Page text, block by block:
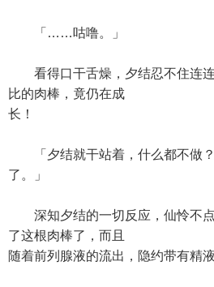
「……咕噜。」
看得口干舌燥，夕结忍不住连连
比的肉棒，竟仍在成
长！
「夕结就干站着，什么都不做？
了。」
深知夕结的一切反应，仙怜不点
了这根肉棒了，而且
随着前列腺液的流出，隐约带有精